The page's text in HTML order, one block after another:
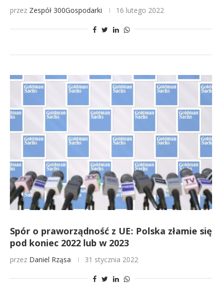
przez Zespół 300Gospodarki 16 lutego 2022
Spór o praworządność z UE: Polska złamie się
pod koniec 2022 lub w 2023
przez Daniel Rząsa 31 stycznia 2022